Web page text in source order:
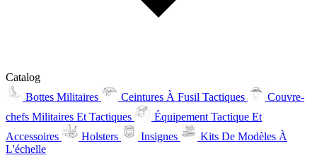
Catalog
Bottes Militaires
Ceintures À Fusil Tactiques
Couvre-
chefs Militaires Et Tactiques
Équipement Tactique Et
Accessoires
Holsters Insignes
Kits De Modèles À
L'échelle